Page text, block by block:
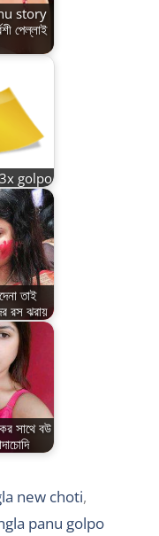
story
পেল্লাই
golpo
তাই
রস ঝরায়
সাথে বউ
new choti,
panu golpo